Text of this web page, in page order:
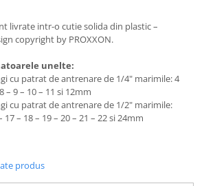
livrate intr-o cutie solida din plastic –
copyright by PROXXON.
unelte:
cu patrat de antrenare de 1/4" marimile: 4
– 9 – 10 – 11 si 12mm
cu patrat de antrenare de 1/2" marimile:
17 – 18 – 19 – 20 – 21 – 22 si 24mm
produs